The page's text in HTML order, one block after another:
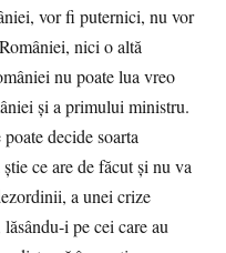
vor fi puternici, nu vor
nici o altă
nu poate lua vreo
şi a primului ministru.
decide soarta
ce are de făcut şi nu va
a unei crize
i pe cei care au